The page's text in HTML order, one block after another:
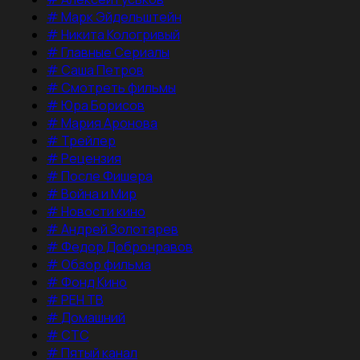
#Марк Эйдельштейн
#Никита Кологривый
#Главные Сериалы
#Саша Петров
#Смотреть фильмы
#Юра Борисов
#Мария Аронова
# Трейлер
#Рецензия
#После Фишера
#Война и Мир
#Новости кино
#Андрей Золотарев
#Федор Добронравов
#Обзор фильма
#Фонд Кино
#РЕН ТВ
#Домашний
#СТС
#Пятый канал